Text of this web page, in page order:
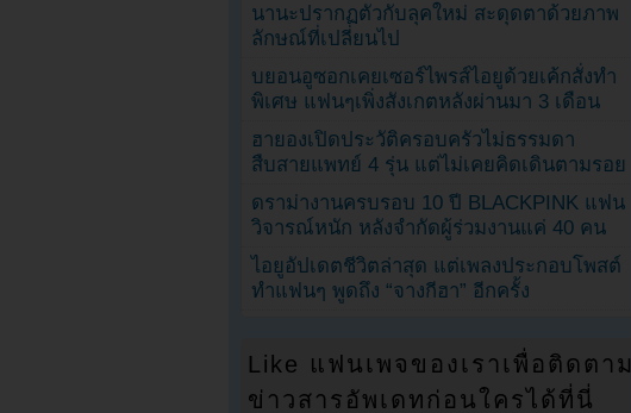
นานะปรากฏตัวกับลุคใหม่ สะดุดตาด้วยภาพ
ลักษณ์ที่เปลี่ยนไป
บยอนอูซอกเคยเซอร์ไพรส์ไอยูด้วยเค้กสั่งทำ
พิเศษ แฟนๆเพิ่งสังเกตหลังผ่านมา 3 เดือน
ฮายองเปิดประวัติครอบครัวไม่ธรรมดา
สืบสายแพทย์ 4 รุ่น แต่ไม่เคยคิดเดินตามรอย
ดราม่างานครบรอบ 10 ปี BLACKPINK แฟน
วิจารณ์หนัก หลังจำกัดผู้ร่วมงานแค่ 40 คน
ไอยูอัปเดตชีวิตล่าสุด แต่เพลงประกอบโพสต์
ทำแฟนๆ พูดถึง “จางกีฮา” อีกครั้ง
Like แฟนเพจของเราเพื่อติดตาม
ข่าวสารอัพเดทก่อนใครได้ที่นี่